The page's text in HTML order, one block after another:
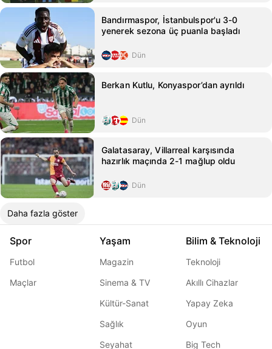
Bandırmaspor, İstanbulspor'u 3-0
yenerek sezona üç puanla başladı
Dün
Berkan Kutlu, Konyaspor’dan ayrıldı
Dün
Galatasaray, Villarreal karşısında
hazırlık maçında 2-1 mağlup oldu
Dün
Daha fazla göster
Spor
Futbol
Maçlar
Yaşam
Magazin
Sinema & TV
Kültür-Sanat
Sağlık
Seyahat
Bilim & Teknoloji
Teknoloji
Akıllı Cihazlar
Yapay Zeka
Oyun
Big Tech